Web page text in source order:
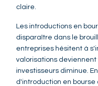
claire.
Les introductions en
disparaître dans le
entreprises hésitent à
valorisations
investisseurs diminue.
d'introduction en